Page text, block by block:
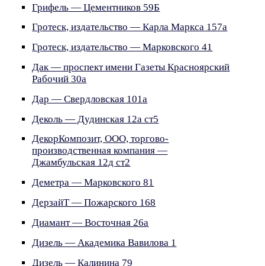
Грифель — Цементников 59Б
Гротеск, издательство — Карла Маркса 157а
Гротеск, издательство — Марковского 41
Дак — проспект имени Газеты Красноярский
Рабочий 30а
Дар — Свердловская 101а
Деколь — Дудинская 12а ст5
ДекорКомпозит, ООО, торгово-
производственная компания —
Джамбульская 12д ст2
Деметра — Марковского 81
ДерзайТ — Пожарского 168
Диамант — Восточная 26а
Дизель — Академика Вавилова 1
Дизель — Калинина 79